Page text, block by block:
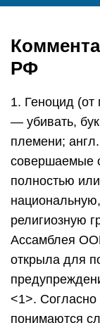
РФ
1. Геноцид
— убивать,
племени;
совершаемые
полностью
религиозную
Ассамблея
открыла для
<1>. Согласно
понимаются